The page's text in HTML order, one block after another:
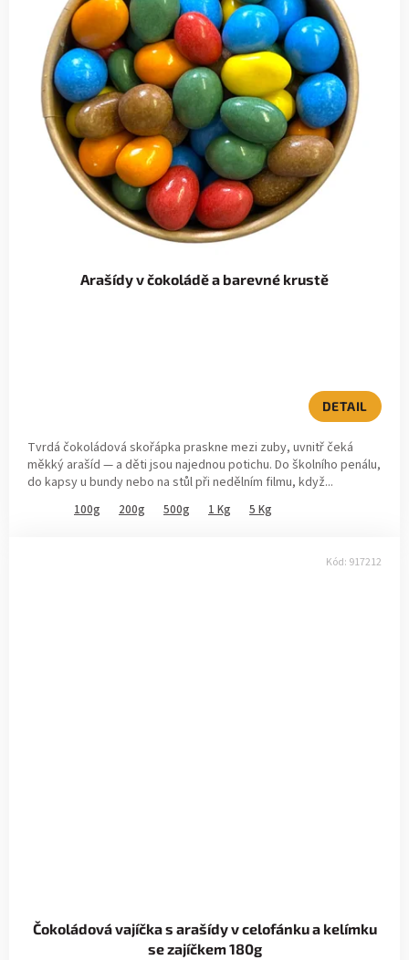
Arašídy v čokoládě a barevné krustě
DETAIL
Tvrdá čokoládová skořápka praskne mezi zuby, uvnitř čeká
měkký arašíd — a děti jsou najednou potichu. Do školního penálu,
do kapsy u bundy nebo na stůl při nedělním filmu, když...
100g 200g 500g 1 Kg 5 Kg
Čokoládová vajíčka s arašídy v celofánku a kelímku
se zajíčkem 180g
Kód: 917212